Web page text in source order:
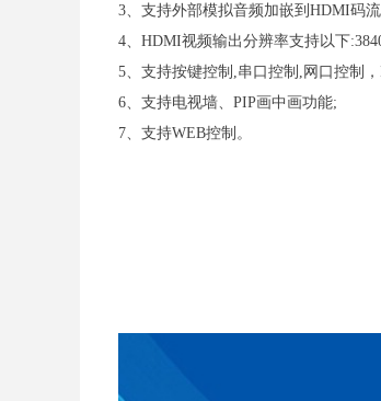
3、支持外部模拟音频加嵌到HDMI码
4、HDMI视频输出分辨率支持以下
5、支持按键控制,串口控制,网口控制
6、支持电视墙、PIP画中画功能;
7、支持WEB控制。